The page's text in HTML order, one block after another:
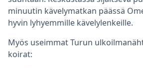
minuutin kävelymatkan päässä
hyvin lyhyemmille kävelylenkeille.
Myös useimmat Turun
koirat: